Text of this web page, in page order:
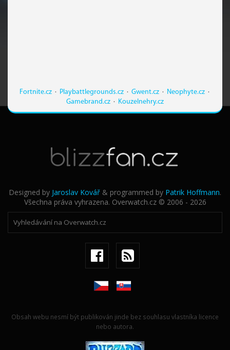
Fortnite.cz· Playbattlegrounds.cz· Gwent.cz· Neophyte.cz·
Gamebrand.cz · Kouzelnehry.cz
Designed by Jaroslav Kovář & programmed by Patrik Hoffmann.
Všechna práva vyhrazena. Overwatch.cz © 2006 - 2026
Obsah webu nesmí být publikován jinde bez souhlasu vlastníka licence
nebo autora.